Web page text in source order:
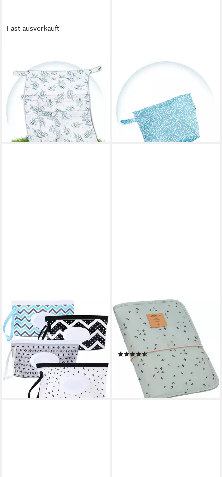
Fast ausverkauft
Stoffwindeln – Nachhaltige
Wetbags aus recyceltem
Polyester
11,90 €
lieferbar - in 6-7 Werktagen bei dir
+5
in 1 Nasstasche für saubere
und dreckige Stoffwindeln
19,90 €
lieferbar - in 6-7 Werktagen bei dir
+2
FELIXLEO
Windeltasche 4 Stück
Feuchttücher Tasche für
Babys Unterwegs Tragbar
24,99 € UVP 29,99 €
-17%
lieferbar in 3 Wochen
LÄSSIG
Windeltasche Casual,
Changing Pouch, Floral Mint,
PETA-approved vegan
(19)
ab 22,27 € UVP27,95 €
lieferbar - in 1-2 Werktagen bei dir